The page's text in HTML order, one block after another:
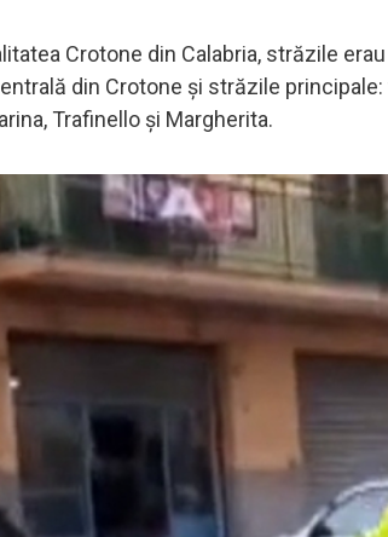
Crotone din Calabria, străzile
din Crotone și străzile principale:
Trafinello și Margherita.